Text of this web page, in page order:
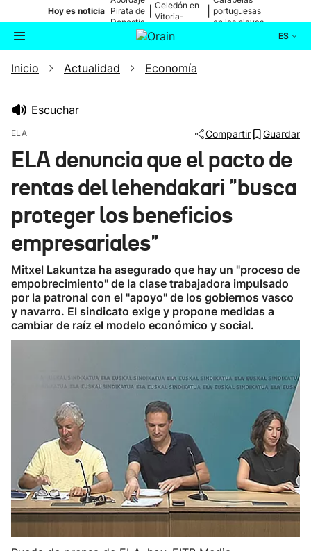
Hoy es noticia Pirata de
Donostia
Celedón en
Vitoria-
portuguesas
en las playas
ES
Buscador Actualidad
Ikusmiran
Eguraldia
Inicio Actualidad Economía
Escuchar
ELA Compartir Guardar
ELA denuncia que el pacto de
rentas del lehendakari "busca
proteger los beneficios
empresariales"
Mitxel Lakuntza ha asegurado que hay un "proceso de
empobrecimiento" de la clase trabajadora impulsado
por la patronal con el "apoyo" de los gobiernos vasco
y navarro. El sindicato exige y propone medidas a
cambiar de raíz el modelo económico y social.